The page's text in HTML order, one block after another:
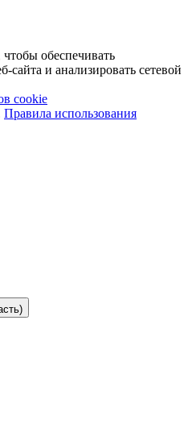
обеспечивать
сайта и анализировать сетевой
cookie
Правила использования